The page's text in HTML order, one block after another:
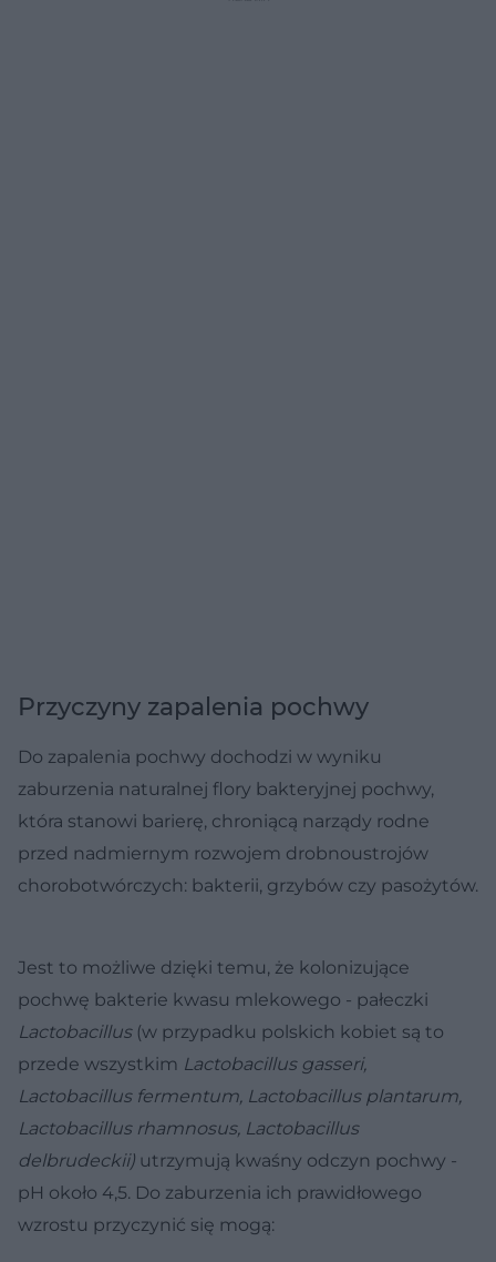
Przyczyny zapalenia pochwy
Do zapalenia pochwy dochodzi w wyniku
zaburzenia naturalnej flory bakteryjnej pochwy,
która stanowi barierę, chroniącą narządy rodne
przed nadmiernym rozwojem drobnoustrojów
chorobotwórczych: bakterii, grzybów czy pasożytów.
Jest to możliwe dzięki temu, że kolonizujące
pochwę bakterie kwasu mlekowego - pałeczki
Lactobacillus(w przypadku polskich kobiet są to
przede wszystkim Lactobacillus gasseri,
Lactobacillus fermentum, Lactobacillus plantarum,
Lactobacillus rhamnosus, Lactobacillus
delbrudeckii) utrzymują kwaśny odczyn pochwy -
pH około 4,5. Do zaburzenia ich prawidłowego
wzrostu przyczynić się mogą: